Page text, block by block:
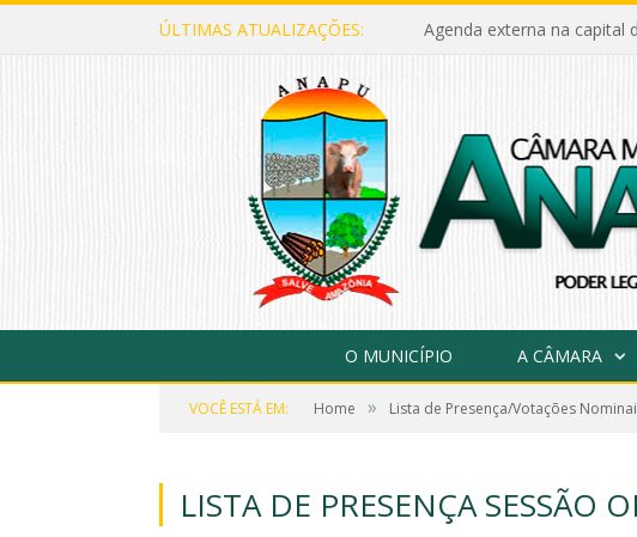
ÚLTIMAS ATUALIZAÇÕES: Agenda externa na capital
O MUNICÍPIO A CÂMARA
VOCÊ ESTÁ EM: Home » Lista de Presença/Votações
LISTA DE PRESENÇA SESSÃO